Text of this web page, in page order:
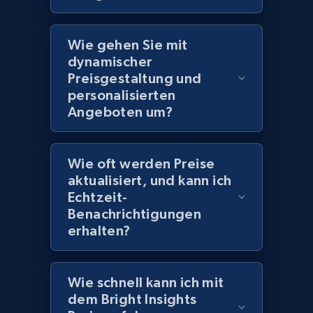
Amazon products global dataset
Title, Seller name, Brand, Description, Initial
price, Currency, Availability, Reviews count, and
Amazon products global dataset - Collects
products by specific category URL
Title, Seller name, Brand, Description, Initial
price, Currency, Availability, Reviews count, and
Wie gehen Sie mit
dynamischer
Preisgestaltung und
personalisierten
Angeboten um?
Wie oft werden Preise
aktualisiert, und kann ich
Echtzeit-
Benachrichtigungen
erhalten?
Wie schnell kann ich mit
dem Bright Insights